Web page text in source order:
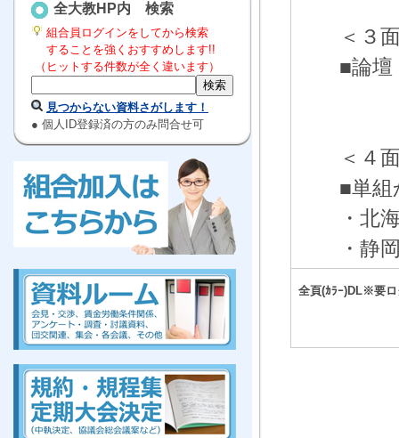
全大教HP内 検索
組合員ログインをしてから検索
することを強くおすすめします!!
（ヒットする件数が全く違います）
見つからない資料さがします！
● 個人ID登録済の方のみ問合せ可
＜３
■論壇
＜４
■単
・北
・静
全頁(ｶﾗｰ)DL※要ロ